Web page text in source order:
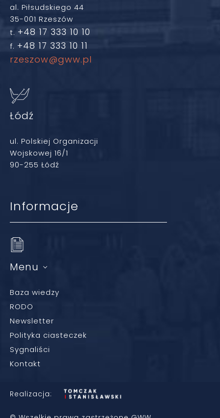
al. Piłsudskiego 44
35-001 Rzeszów
t. +48 17 333 10 10
f. +48 17 333 10 11
rzeszow@gww.pl
Łódź
ul. Polskiej Organizacji
Wojskowej 16/1
90-255 Łódź
Informacje
Menu
Baza wiedzy
RODO
Newsletter
Polityka ciasteczek
Sygnaliści
Kontakt
Realizacja: